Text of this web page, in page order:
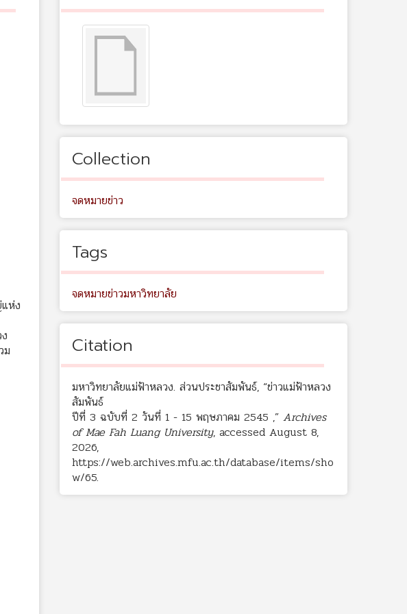
ห่ง
ม
Collection
จดหมายข่าว
Tags
จดหมายข่าวมหาวิทยาลัย
Citation
มหาวิทยาลัยแม่ฟ้าหลวง. ส่วนประชาสัมพันธ์, “ข่าวแม่ฟ้าหลวง
สัมพันธ์
ปีที่ 3 ฉบับที่ 2 วันที่ 1 - 15 พฤษภาคม 2545 ,” Archives
of Mae Fah Luang University, accessed August 8,
2026,
https://web.archives.mfu.ac.th/database/items/sho
w/65.